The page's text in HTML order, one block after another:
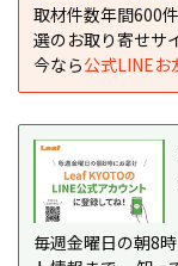
取材件数年間600
選のお取り寄せサ
今なら公式LINEお
毎週金曜日の朝8